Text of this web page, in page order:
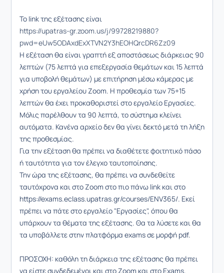
To link της εξέτασης είναι
https://upatras-gr.zoom.us/j/99728219880?
pwd=eUw5ODAxdExXTVN2Y3hEOHQrcDR6Zz09
Η εξέταση θα είναι γραπτή εξ αποστάσεως διάρκειας 90
λεπτών (75 λεπτά για επεξεργασία θεμάτων και 15 λεπτά
για υποβολή θεμάτων) με επιτήρηση μέσω κάμερας με
χρήση του εργαλείου Zoom. Η προθεσμία των 75+15
λεπτών θα έχει προκαθοριστεί στο εργαλείο Εργασίες.
Μόλις παρέλθουν τα 90 λεπτά, το σύστημα κλείνει
αυτόματα. Κανένα αρχείο δεν θα γίνει δεκτό μετά τη λήξη
της προθεσμίας.
Για την εξέταση θα πρέπει να διαθέτετε φοιτητικό πάσο
ή ταυτότητα για τον έλεγχο ταυτοποίησης.
Την ώρα της εξέτασης, θα πρέπει να συνδεθείτε
ταυτόχρονα και στο Zoom στο πιο πάνω link και στο
https://exams.eclass.upatras.gr/courses/ENV365/. Εκεί
πρέπει να πάτε στο εργαλείο "Εργασίες", όπου θα
υπάρχουν τα θέματα της εξέτασης. Θα τα λύσετε και θα
τα υποβάλλετε στην πλατφόρμα exams σε μορφή pdf.
ΠΡΟΣΟΧΗ: καθόλη τη διάρκεια της εξέτασης θα πρέπει
να είστε συνδεδεμένοι και στο Zoom και στο Exams.